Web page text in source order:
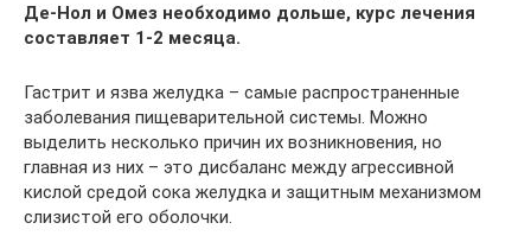
Де-Нол и Омез необходимо дольше, курс лечения
составляет 1-2 месяца.
Гастрит и язва желудка – самые распространенные
заболевания пищеварительной системы. Можно
выделить несколько причин их возникновения, но
главная из них – это дисбаланс между агрессивной
кислой средой сока желудка и защитным механизмом
слизистой его оболочки.